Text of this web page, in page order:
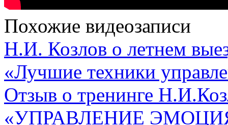
Похожие видеозаписи
Н.И. Козлов о летнем
«Лучшие техники
Отзыв о тренинге
«УПРАВЛЕНИЕ